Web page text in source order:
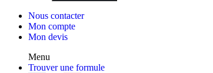
Nous contacter
Mon compte
Mon devis
Menu
Trouver une formule